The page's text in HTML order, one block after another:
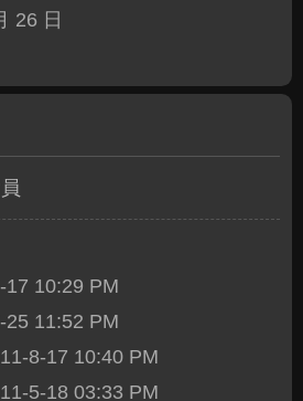
26 日
17 10:29 PM
25 11:52 PM
8-17 10:40 PM
5-18 03:33 PM